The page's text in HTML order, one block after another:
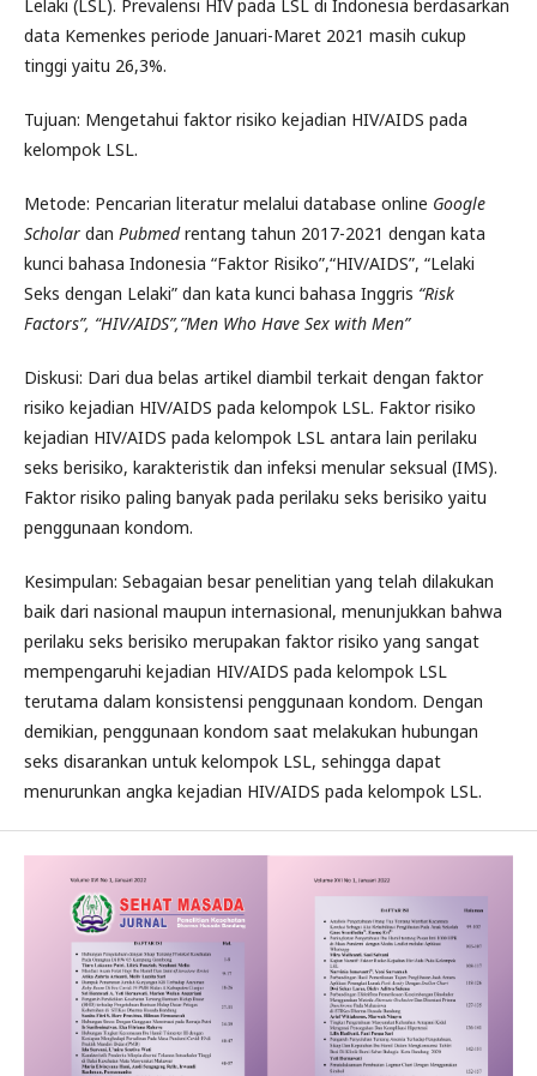
Lelaki (LSL). Prevalensi HIV pada LSL di Indonesia berdasarkan
data Kemenkes periode Januari-Maret 2021 masih cukup
tinggi yaitu 26,3%.
Tujuan: Mengetahui faktor risiko kejadian HIV/AIDS pada
kelompok LSL.
Metode: Pencarian literatur melalui database online Google
Scholar dan Pubmedrentang tahun 2017-2021 dengan kata
kunci bahasa Indonesia “Faktor Risiko”,“HIV/AIDS”, “Lelaki
Seks dengan Lelaki” dan kata kunci bahasa Inggris “Risk
Factors”, “HIV/AIDS”,”Men Who Have Sex with Men”
Diskusi: Dari dua belas artikel diambil terkait dengan faktor
risiko kejadian HIV/AIDS pada kelompok LSL. Faktor risiko
kejadian HIV/AIDS pada kelompok LSL antara lain perilaku
seks berisiko, karakteristik dan infeksi menular seksual (IMS).
Faktor risiko paling banyak pada perilaku seks berisiko yaitu
penggunaan kondom.
Kesimpulan: Sebagaian besar penelitian yang telah dilakukan
baik dari nasional maupun internasional, menunjukkan bahwa
perilaku seks berisiko merupakan faktor risiko yang sangat
mempengaruhi kejadian HIV/AIDS pada kelompok LSL
terutama dalam konsistensi penggunaan kondom. Dengan
demikian, penggunaan kondom saat melakukan hubungan
seks disarankan untuk kelompok LSL, sehingga dapat
menurunkan angka kejadian HIV/AIDS pada kelompok LSL.